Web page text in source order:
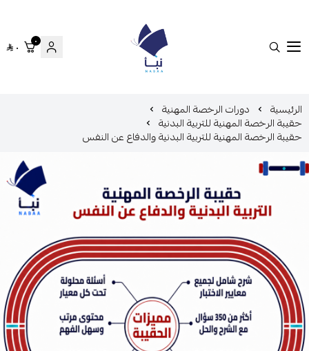
منصة نبأ
٠ ٠
الرئيسية دورات الرخصة المهنية
حقيبة الرخصة المهنية للتربية البدنية
حقيبة الرخصة المهنية للتربية البدنية والدفاع عن النفس